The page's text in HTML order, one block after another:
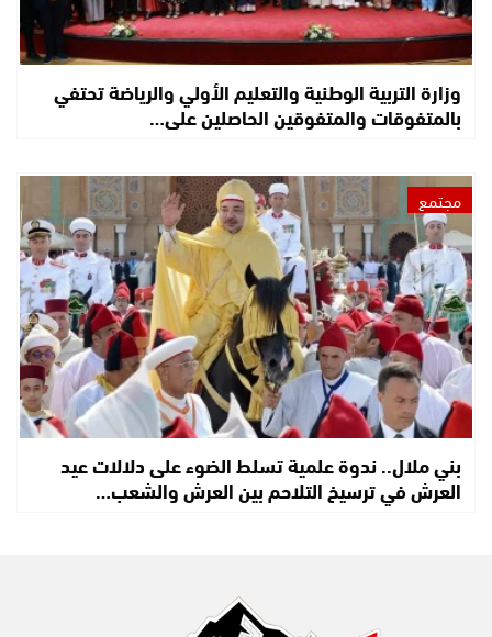
وزارة التربية الوطنية والتعليم الأولي والرياضة تحتفي
بالمتفوقات والمتفوقين الحاصلين على…
مجتمع
بني ملال.. ندوة علمية تسلط الضوء على دلالات عيد
العرش في ترسيخ التلاحم بين العرش والشعب…